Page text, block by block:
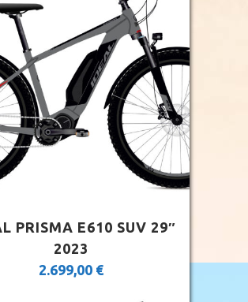
PRISMA E610 SUV 29″
2023
2.699,00 €